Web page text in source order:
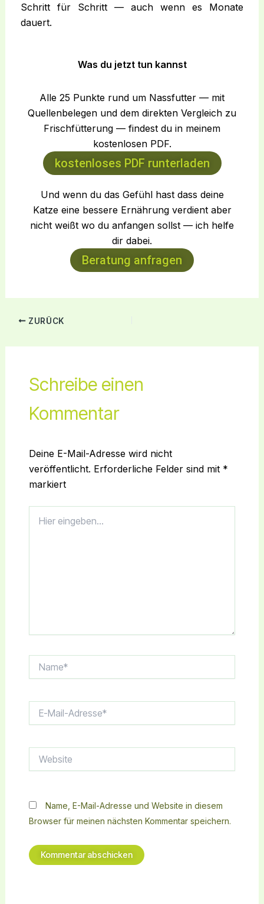
Schritt für Schritt — auch wenn es Monate
dauert.
Was du jetzt tun kannst
Alle 25 Punkte rund um Nassfutter — mit
Quellenbelegen und dem direkten Vergleich zu
Frischfütterung — findest du in meinem
kostenlosen PDF.
kostenloses PDF runterladen
Und wenn du das Gefühl hast dass deine
Katze eine bessere Ernährung verdient aber
nicht weißt wo du anfangen sollst — ich helfe
dir dabei.
Beratung anfragen
ZURÜCK
Schreibe einen
Kommentar
Deine E-Mail-Adresse wird nicht
veröffentlicht. Erforderliche Felder sind mit *
markiert
eingeben…
Mail-
Name, E-Mail-Adresse und Website in diesem
Browser für meinen nächsten Kommentar speichern.